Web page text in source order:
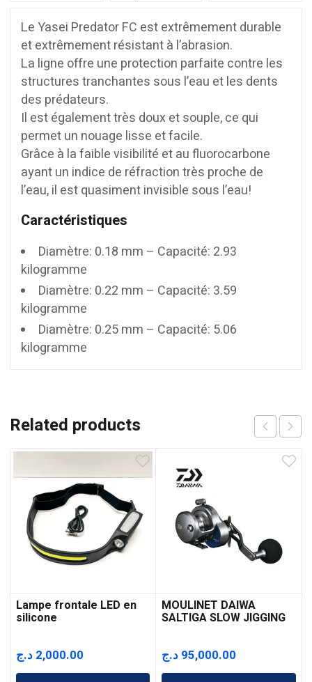
Le Yasei Predator FC est extrêmement durable
et extrêmement résistant à l’abrasion.
La ligne offre une protection parfaite contre les
structures tranchantes sous l’eau et les dents
des prédateurs.
Il est également très doux et souple, ce qui
permet un nouage lisse et facile.
Grâce à la faible visibilité et au fluorocarbone
ayant un indice de réfraction très proche de
l’eau, il est quasiment invisible sous l’eau!
Caractéristiques
Diamètre: 0.18 mm – Capacité: 2.93
kilogramme
Diamètre: 0.22 mm – Capacité: 3.59
kilogramme
Diamètre: 0.25 mm – Capacité: 5.06
kilogramme
Related products
Lampe frontale LED en
silicone
2,000.00 د.ج
MOULINET DAIWA
SALTIGA SLOW JIGGING
95,000.00 د.ج